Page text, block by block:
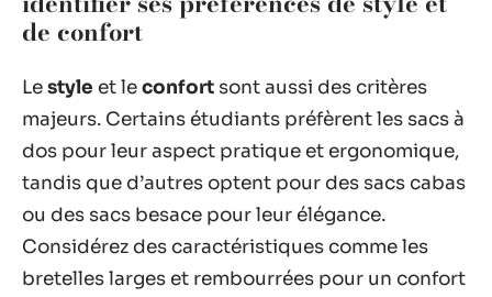
de confort
Lestyle et leconfort sont aussi des critères
majeurs. Certains étudiants préfèrent les sacs à
dos pour leur aspect pratique et ergonomique,
tandis que d’autres optent pour des sacs cabas
ou des sacs besace pour leur élégance.
Considérez des caractéristiques comme les
bretelles larges et rembourrées pour un confort